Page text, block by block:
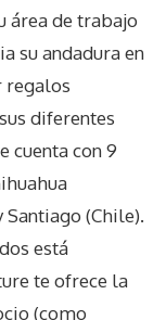
área de trabajo
su andadura en
regalos
diferentes
cuenta con 9
Santiago (Chile).
está
te ofrece la
(como